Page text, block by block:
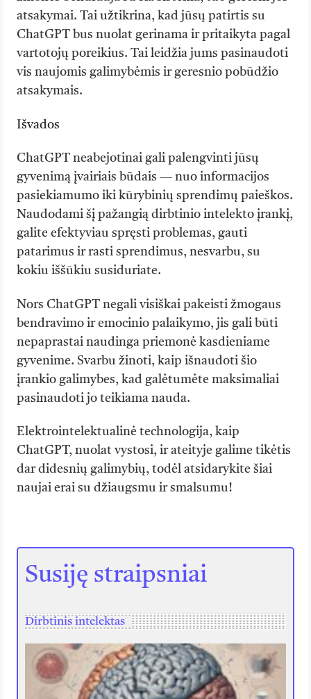
atsakymai. Tai užtikrina, kad jūsų patirtis su
ChatGPT bus nuolat gerinama ir pritaikyta pagal
vartotojų poreikius. Tai leidžia jums pasinaudoti
vis naujomis galimybėmis ir geresnio pobūdžio
atsakymais.
Išvados
ChatGPT neabejotinai gali palengvinti jūsų
gyvenimą įvairiais būdais — nuo informacijos
pasiekiamumo iki kūrybinių sprendimų paieškos.
Naudodami šį pažangią dirbtinio intelekto įrankį,
galite efektyviau spręsti problemas, gauti
patarimus ir rasti sprendimus, nesvarbu, su
kokiu iššūkiu susiduriate.
Nors ChatGPT negali visiškai pakeisti žmogaus
bendravimo ir emocinio palaikymo, jis gali būti
nepaprastai naudinga priemonė kasdieniame
gyvenime. Svarbu žinoti, kaip išnaudoti šio
įrankio galimybes, kad galėtumėte maksimaliai
pasinaudoti jo teikiama nauda.
Elektrointelektualinė technologija, kaip
ChatGPT, nuolat vystosi, ir ateityje galime tikėtis
dar didesnių galimybių, todėl atsidarykite šiai
naujai erai su džiaugsmu ir smalsumu!
Susiję straipsniai
Dirbtinis intelektas